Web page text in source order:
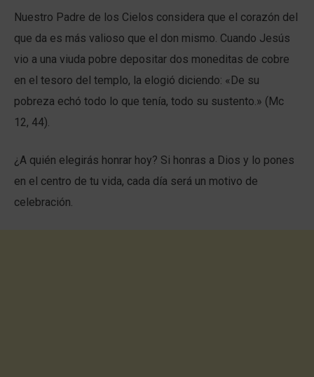
Nuestro Padre de los Cielos considera que el corazón del
que da es más valioso que el don mismo. Cuando Jesús
vio a una viuda pobre depositar dos moneditas de cobre
en el tesoro del templo, la elogió diciendo: «De su
pobreza echó todo lo que tenía, todo su sustento.» (Mc
12, 44).
¿A quién elegirás honrar hoy? Si honras a Dios y lo pones
en el centro de tu vida, cada día será un motivo de
celebración.